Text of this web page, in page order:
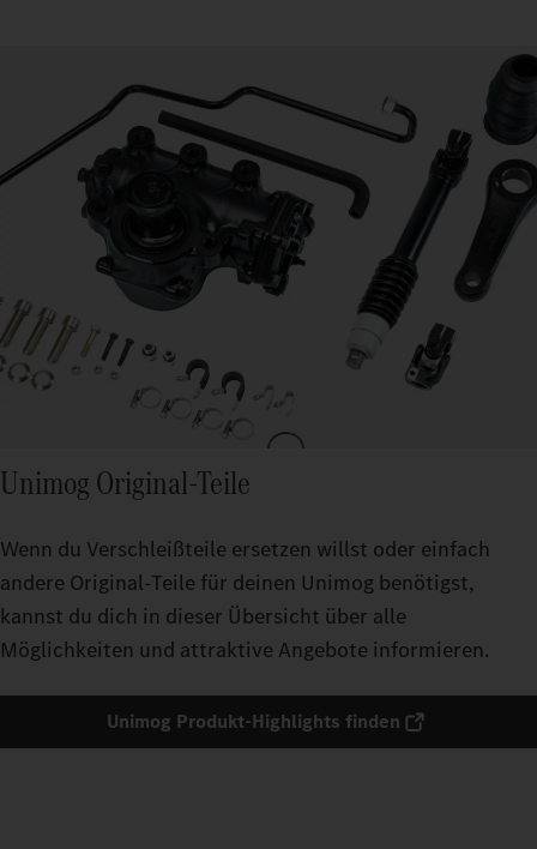
Unimog Original-Teile
Wenn du Verschleißteile ersetzen willst oder einfach
andere Original-Teile für deinen Unimog benötigst,
kannst du dich in dieser Übersicht über alle
Möglichkeiten und attraktive Angebote informieren.
Unimog Produkt-Highlights finden